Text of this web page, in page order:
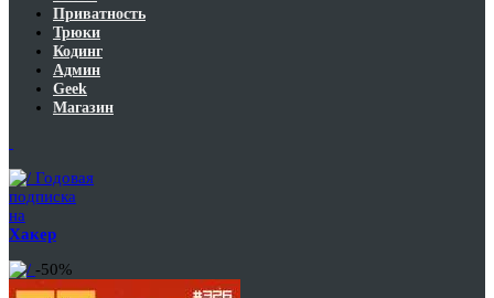
Приватность
Трюки
Кодинг
Админ
Geek
Магазин
Годовая
подписка
на
Хакер
-50%